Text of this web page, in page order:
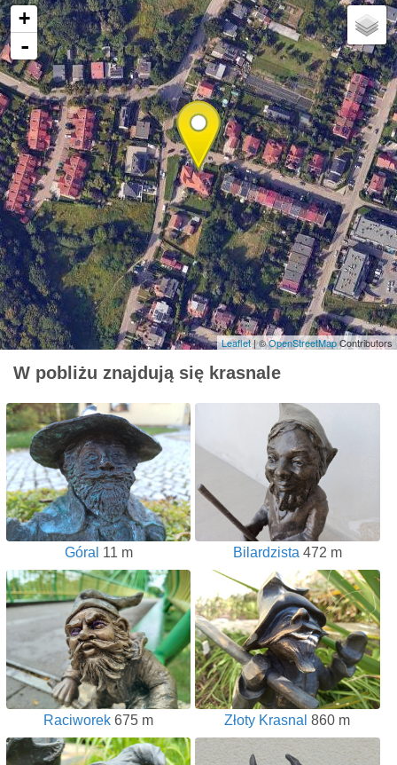
+
-
Leaflet| ©OpenStreetMapContributors
W pobliżu znajdują się krasnale
Góral 11 m Bilardzista 472 m
Raciworek 675 m Złoty Krasnal 860 m